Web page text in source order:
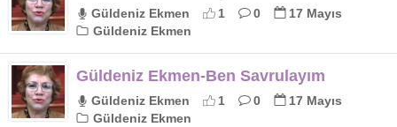
Güldeniz Ekmen 1 0
17 Mayıs
Güldeniz Ekmen
Güldeniz Ekmen-Ben Savrulayım
Güldeniz Ekmen 1 0
17 Mayıs
Güldeniz Ekmen